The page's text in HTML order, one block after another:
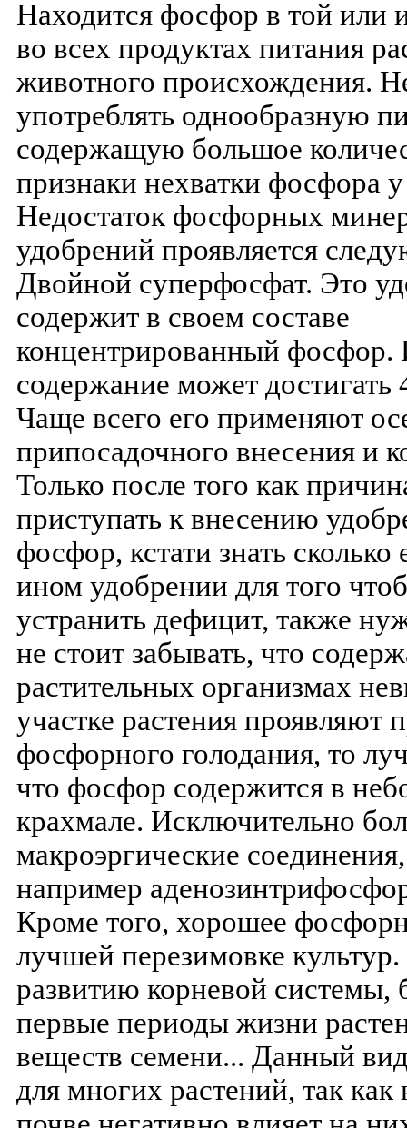
Находится фосфор в той или
во всех продуктах питания
животного происхождения.
употреблять однообразную
содержащую большое
признаки нехватки фосфора
Недостаток фосфорных
удобрений проявляется
Двойной суперфосфат. Это
содержит в своем составе
концентрированный фосфор.
содержание может достигать
Чаще всего его применяют
припосадочного внесения и
Только после того как
приступать к внесению
фосфор, кстати знать
ином удобрении для того
устранить дефицит, также
не стоит забывать, что
растительных организмах
участке растения проявляют
фосфорного голодания, то
что фосфор содержится в
крахмале. Исключительно
макроэргические
например
Кроме того, хорошее
лучшей перезимовке
развитию корневой системы,
первые периоды жизни
веществ семени... Данный
для многих растений, так